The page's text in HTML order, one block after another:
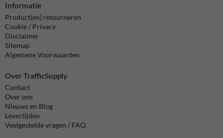
Informatie
Product(en) retourneren
Cookie / Privacy
Disclaimer
Sitemap
Algemene Voorwaarden
Over TrafficSupply
Contact
Over ons
Nieuws en Blog
Levertijden
Veelgestelde vragen / FAQ